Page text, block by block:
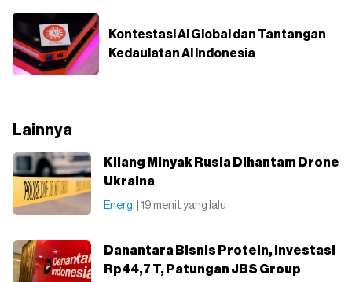
Kontestasi AI Global dan Tantangan
Kedaulatan AI Indonesia
Lainnya
Kilang Minyak Rusia Dihantam Drone
Ukraina
Energi | 19 menit yang lalu
Danantara Bisnis Protein, Investasi
Rp44,7 T, Patungan JBS Group